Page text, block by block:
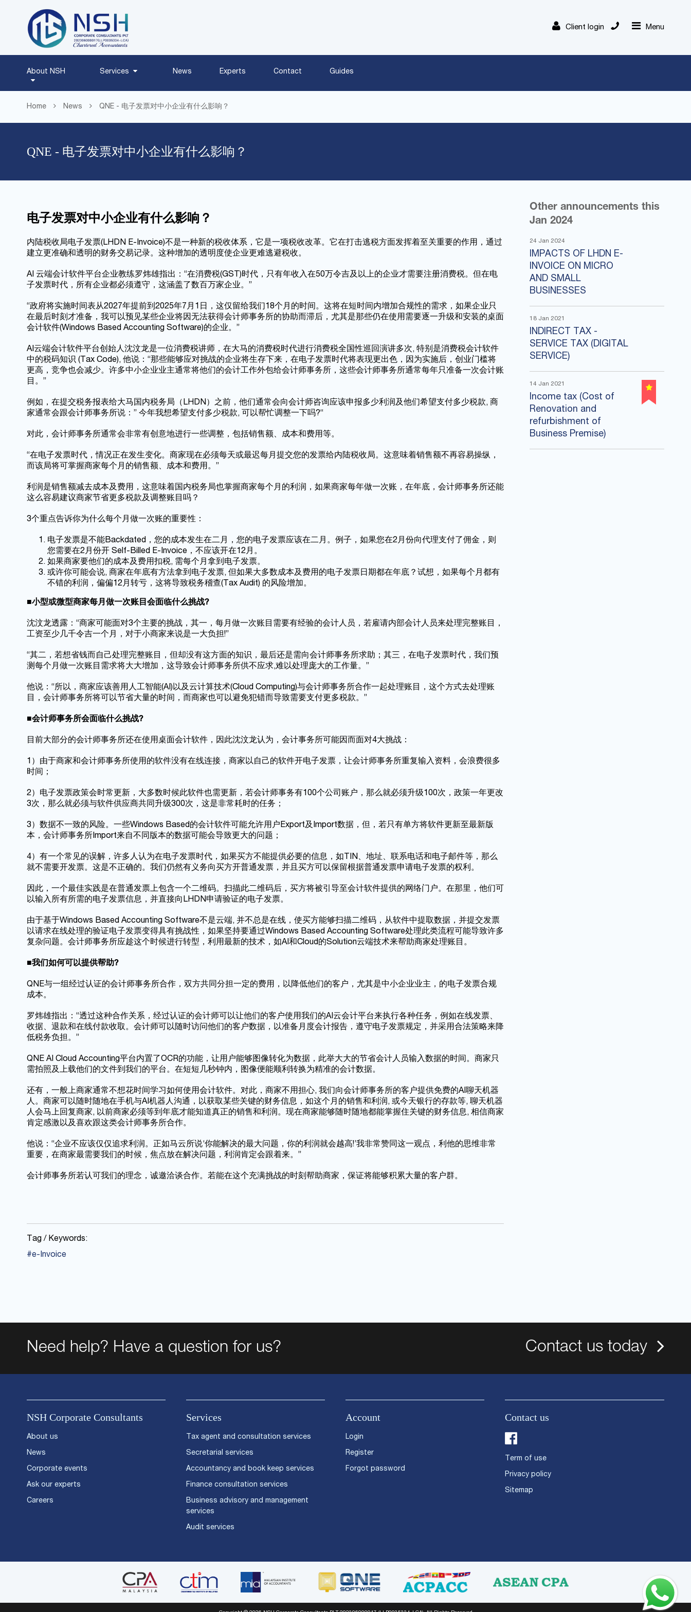
Client login Menu
About NSH Services News Experts Contact Guides
Home News QNE - 电子发票对中小企业有什么影响？
QNE - 电子发票对中小企业有什么影响？
电子发票对中小企业有什么影响？
内陆税收局电子发票(LHDN E-Invoice)不是一种新的税收体系，它是一项税收改革。它在打击逃税方面发挥着至关重要的作用，通过
建立更准确和透明的财务交易记录。这种增加的透明度使企业更难逃避税收。
AI 云端会计软件平台企业教练罗炜雄指出：“在消费税(GST)时代，只有年收入在50万令吉及以上的企业才需要注册消费税。但在电
子发票时代，所有企业都必须遵守，这涵盖了数百万家企业。”
“政府将实施时间表从2027年提前到2025年7月1日，这仅留给我们18个月的时间。这将在短时间内增加合规性的需求，如果企业只
在最后时刻才准备，我可以预见某些企业将因无法获得会计师事务所的协助而滞后，尤其是那些仍在使用需要逐一升级和安装的桌面
会计软件(Windows Based Accounting Software)的企业。”
AI云端会计软件平台创始人沈汶龙是一位消费税讲师，在大马的消费税时代进行消费税全国性巡回演讲多次, 特别是消费税会计软件
中的税码知识 (Tax Code), 他说：“那些能够应对挑战的企业将生存下来，在电子发票时代将表现更出色，因为实施后，创业门槛将
更高，竞争也会减少。许多中小企业业主通常将他们的会计工作外包给会计师事务所，这些会计师事务所通常每年只准备一次会计账
目。”
例如，在提交税务报表给大马国内税务局（LHDN）之前，他们通常会向会计师咨询应该申报多少利润及他们希望支付多少税款, 商
家通常会跟会计师事务所说：” 今年我想希望支付多少税款, 可以帮忙调整一下吗?“
对此，会计师事务所通常会非常有创意地进行一些调整，包括销售额、成本和费用等。
“在电子发票时代，情况正在发生变化。商家现在必须每天或最迟每月提交您的发票给内陆税收局。这意味着销售额不再容易操纵，
而该局将可掌握商家每个月的销售额、成本和费用。”
利润是销售额减去成本及费用，这意味着国内税务局也掌握商家每个月的利润，如果商家每年做一次账，在年底，会计师事务所还能
这么容易建议商家节省更多税款及调整账目吗？
3个重点告诉你为什么每个月做一次账的重要性：
电子发票是不能Backdated，您的成本发生在二月，您的电子发票应该在二月。例子，如果您在2月份向代理支付了佣金，则
您需要在2月份开 Self-Billed E-Invoice，不应该开在12月。
如果商家要他们的成本及费用扣税, 需每个月拿到电子发票。
或许你可能会说, 商家在年底有方法拿到电子发票, 但如果大多数成本及费用的电子发票日期都在年底？试想，如果每个月都有
不错的利润，偏偏12月转亏，这将导致税务稽查(Tax Audit) 的风险增加。
■小型或微型商家每月做一次账目会面临什么挑战?
沈汶龙透露：“商家可能面对3个主要的挑战，其一，每月做一次账目需要有经验的会计人员，若雇请内部会计人员来处理完整账目，
工资至少几千令吉一个月，对于小商家来说是一大负担!”
“其二，若想省钱而自己处理完整账目，但却没有这方面的知识，最后还是需向会计师事务所求助；其三，在电子发票时代，我们预
测每个月做一次账目需求将大大增加，这导致会计师事务所供不应求,难以处理庞大的工作量。”
他说：“所以，商家应该善用人工智能(AI)以及云计算技术(Cloud Computing)与会计师事务所合作一起处理账目，这个方式去处理账
目，会计师事务所将可以节省大量的时间，而商家也可以避免犯错而导致需要支付更多税款。”
■会计师事务所会面临什么挑战?
目前大部分的会计师事务所还在使用桌面会计软件，因此沈汶龙认为，会计事务所可能因而面对4大挑战：
1）由于商家和会计师事务所使用的软件没有在线连接，商家以自己的软件开电子发票，让会计师事务所重复输入资料，会浪费很多
时间；
2）电子发票政策会时常更新，大多数时候此软件也需更新，若会计师事务有100个公司账户，那么就必须升级100次，政策一年更改
3次，那么就必须与软件供应商共同升级300次，这是非常耗时的任务；
3）数据不一致的风险。一些Windows Based的会计软件可能允许用户Export及Import数据，但，若只有单方将软件更新至最新版
本，会计师事务所Import来自不同版本的数据可能会导致更大的问题；
4）有一个常见的误解，许多人认为在电子发票时代，如果买方不能提供必要的信息，如TIN、地址、联系电话和电子邮件等，那么
就不需要开发票。这是不正确的。我们仍然有义务向买方开普通发票，并且买方可以保留根据普通发票申请电子发票的权利。
因此，一个最佳实践是在普通发票上包含一个二维码。扫描此二维码后，买方将被引导至会计软件提供的网络门户。在那里，他们可
以输入所有所需的电子发票信息，并直接向LHDN申请验证的电子发票。
由于基于Windows Based Accounting Software不是云端, 并不总是在线，使买方能够扫描二维码，从软件中提取数据，并提交发票
以请求在线处理的验证电子发票变得具有挑战性，如果坚持要通过Windows Based Accounting Software处理此类流程可能导致许多
复杂问题。会计师事务所应趁这个时候进行转型，利用最新的技术，如AI和Cloud的Solution云端技术来帮助商家处理账目。
■我们如何可以提供帮助?
QNE与一组经过认证的会计师事务所合作，双方共同分担一定的费用，以降低他们的客户，尤其是中小企业业主，的电子发票合规
成本。
罗炜雄指出：“透过这种合作关系，经过认证的会计师可以让他们的客户使用我们的AI云会计平台来执行各种任务，例如在线发票、
收据、退款和在线付款收取。会计师可以随时访问他们的客户数据，以准备月度会计报告，遵守电子发票规定，并采用合法策略来降
低税务负担。”
QNE AI Cloud Accounting平台内置了OCR的功能，让用户能够图像转化为数据，此举大大的节省会计人员输入数据的时间。商家只
需拍照及上载他们的文件到我们的平台。在短短几秒钟内，图像便能顺利转换为精准的会计数据。
还有，一般上商家通常不想花时间学习如何使用会计软件。对此，商家不用担心, 我们向会计师事务所的客户提供免费的AI聊天机器
人。商家可以随时随地在手机与AI机器人沟通，以获取某些关键的财务信息，如这个月的销售和利润, 或今天银行的存款等, 聊天机器
人会马上回复商家, 以前商家必须等到年底才能知道真正的销售和利润。现在商家能够随时随地都能掌握住关键的财务信息, 相信商家
肯定感激以及喜欢跟这类会计师事务所合作。
他说：“企业不应该仅仅追求利润。正如马云所说‘你能解决的最大问题，你的利润就会越高!’我非常赞同这一观点，利他的思维非常
重要，在商家最需要我们的时候，焦点放在解决问题，利润肯定会跟着来。”
会计师事务所若认可我们的理念，诚邀洽谈合作。若能在这个充满挑战的时刻帮助商家，保证将能够积累大量的客户群。
Tag / Keywords:
#e-Invoice
Other announcements this
Jan 2024
24 Jan 2024
IMPACTS OF LHDN E-
INVOICE ON MICRO
AND SMALL
BUSINESSES
18 Jan 2021
INDIRECT TAX -
SERVICE TAX (DIGITAL
SERVICE)
14 Jan 2021
Income tax (Cost of
Renovation and
refurbishment of
Business Premise)
Need help? Have a question for us? Contact us today
NSH Corporate Consultants
About us
News
Corporate events
Ask our experts
Careers
Services
Tax agent and consultation services
Secretarial services
Accountancy and book keep services
Finance consultation services
Business advisory and management
services
Audit services
Account
Login
Register
Forgot password
Contact us
Term of use
Privacy policy
Sitemap